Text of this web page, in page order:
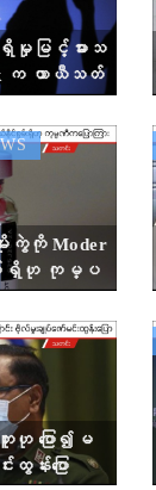
မှုမြင့်မားသ
က ယာယီသတ်
ျိုးကွဲကို Moder
းရှိဟု ကုမ္ပ
ဟု ပြော၍မ
ထွန်းပြော